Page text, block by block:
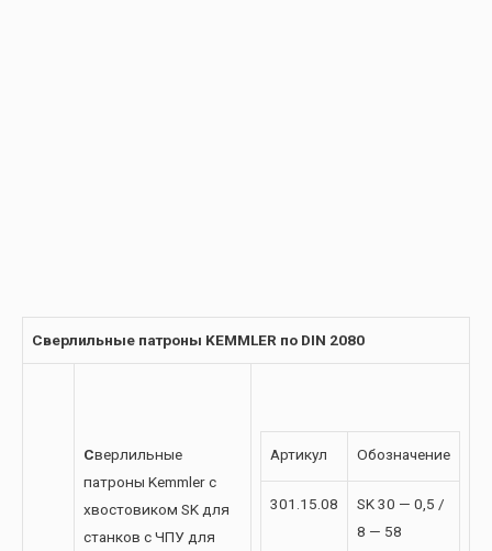
Сверлильные патроны KEMMLER по DIN 2080
Сверлильные
патроны Kemmler с
хвостовиком SK для
станков с ЧПУ для
Артикул Обозначение
301.15.08
SK 30 — 0,5 /
8 — 58